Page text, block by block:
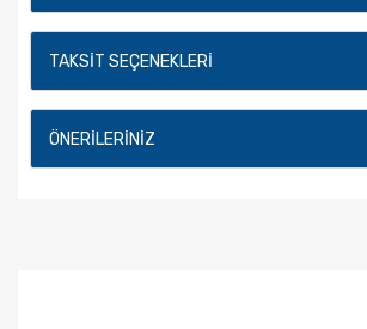
TAKSIT SEÇENEKLERI
ÖNERILERINIZ